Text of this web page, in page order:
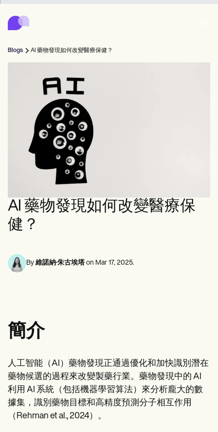
Carepatron
Product
健康紀錄
帳單
臨床注意事項
Community
單人練習者
言語病理學家
整脊師
心理健康專業人員
社會工作者
心理學家
護士
資源指南
比較
應用程式指南
ICD 代碼
Procedure Codes
超級票據模板
肥皂筆記範本
治療計劃範本
Informed Consent Form
Social Work Treatment Plans
預約排程
Online booking
Automatic reminders
Client messaging
SMS and email
Telehealth video
In session notes
Clinical notes
ePrescribe
Treatment plans
收費
Invoicing and payments
Insurance claims
診所管理
Carepatron AI
查看完整工作流程
Who we're for
Behavioral
Counselors
Mental health
Psychologists
Therapists
Medical
Dentists
Nurse practitioners
Psychiatrists
Dietitians
Physical therapists
Social workers
Speech therapists
Wellness
Acupuncturists
Chiropractors
Health coaches
Life coaches
Get started for free
Book a demo
登入
Blogs AI 藥物發現如何改變醫療保健？
AI 藥物發現如何改變醫療保
健？
By 維諾納·朱古埃塔 on Mar 17, 2025.
簡介
人工智能（AI）藥物發現正通過優化和加快識別潛在
藥物候選的過程來改變製藥行業。藥物發現中的 AI
利用 AI 系統（包括機器學習算法）來分析龐大的數
據集，識別藥物目標和高精度預測分子相互作用
（Rehman et al., 2024）。